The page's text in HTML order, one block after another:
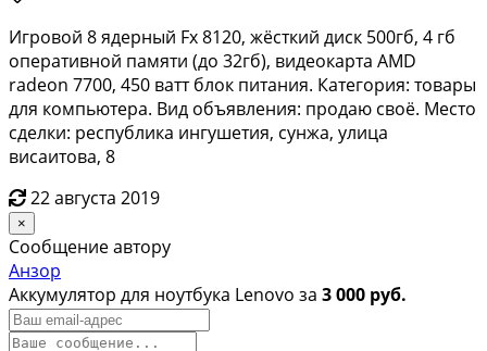
Игровой 8 ядерный Fx 8120, жёсткий диск 500гб, 4 гб
оперативной памяти (до 32гб), видеокарта AMD
radeon 7700, 450 ватт блок питания. Категория: товары
для компьютера. Вид объявления: продаю своё. Место
сделки: республика ингушетия, сунжа, улица
висаитова, 8
22 августа 2019
×
Сообщение автору
Анзор
Аккумулятор для ноутбука Lenovo за 3 000 руб.